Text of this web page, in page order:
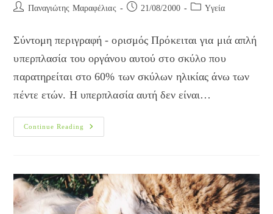
Post Παναγιώτης Μαραφέλιας
Post 21/08/2000
PostYγεία
Σύντομη περιγραφή - ορισμός Πρόκειται για μιά απλή
υπερπλασία του οργάνου αυτού στο σκύλο που
παρατηρείται στο 60% των σκύλων ηλικίας άνω των
πέντε ετών. Η υπερπλασία αυτή δεν είναι…
Continue Reading
Υπερτροφία
–